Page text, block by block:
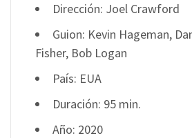
Dirección: Joel Crawford
Guion: Kevin Hageman,
Fisher, Bob Logan
País: EUA
Duración: 95 min.
Año: 2020